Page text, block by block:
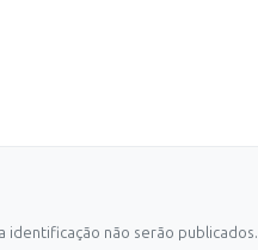
identificação não serão publicados.